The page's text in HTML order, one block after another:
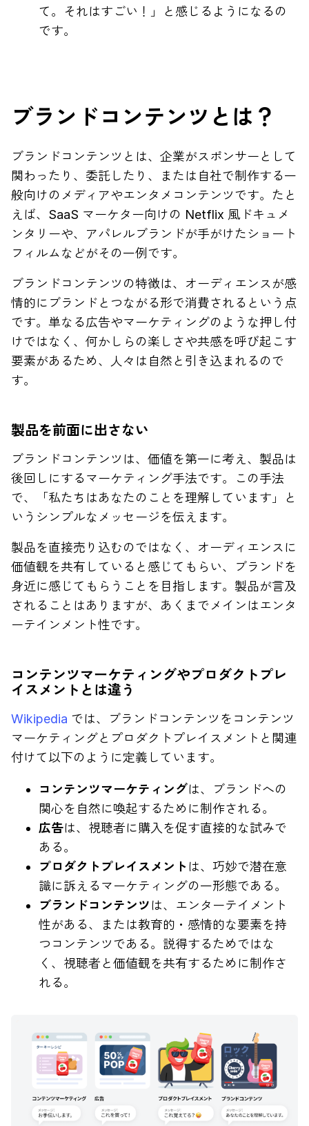
て。それはすごい！」と感じるようになるの
です。
ブランドコンテンツとは？
ブランドコンテンツとは、企業がスポンサーとして
関わったり、委託したり、または自社で制作する一
般向けのメディアやエンタメコンテンツです。たと
えば、SaaS マーケター向けの Netflix 風ドキュメ
ンタリーや、アパレルブランドが手がけたショート
フィルムなどがその一例です。
ブランドコンテンツの特徴は、オーディエンスが感
情的にブランドとつながる形で消費されるという点
です。単なる広告やマーケティングのような押し付
けではなく、何かしらの楽しさや共感を呼び起こす
要素があるため、人々は自然と引き込まれるので
す。
製品を前面に出さない
ブランドコンテンツは、価値を第一に考え、製品は
後回しにするマーケティング手法です。この手法
で、「私たちはあなたのことを理解しています」と
いうシンプルなメッセージを伝えます。
製品を直接売り込むのではなく、オーディエンスに
価値観を共有していると感じてもらい、ブランドを
身近に感じてもらうことを目指します。製品が言及
されることはありますが、あくまでメインはエンタ
ーテインメント性です。
コンテンツマーケティングやプロダクトプレ
イスメントとは違う
Wikipedia では、ブランドコンテンツをコンテンツ
マーケティングとプロダクトプレイスメントと関連
付けて以下のように定義しています。
コンテンツマーケティングは、ブランドへの
関心を自然に喚起するために制作される。
広告は、視聴者に購入を促す直接的な試みで
ある。
プロダクトプレイスメントは、巧妙で潜在意
識に訴えるマーケティングの一形態である。
ブランドコンテンツは、エンターテイメント
性がある、または教育的・感情的な要素を持
つコンテンツである。説得するためではな
く、視聴者と価値観を共有するために制作さ
れる。